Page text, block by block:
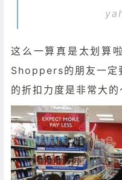
这么一算真是太划算
Shoppers的朋友一定
的折扣力度是非常大的